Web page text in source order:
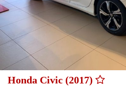
Honda Civic (2017)